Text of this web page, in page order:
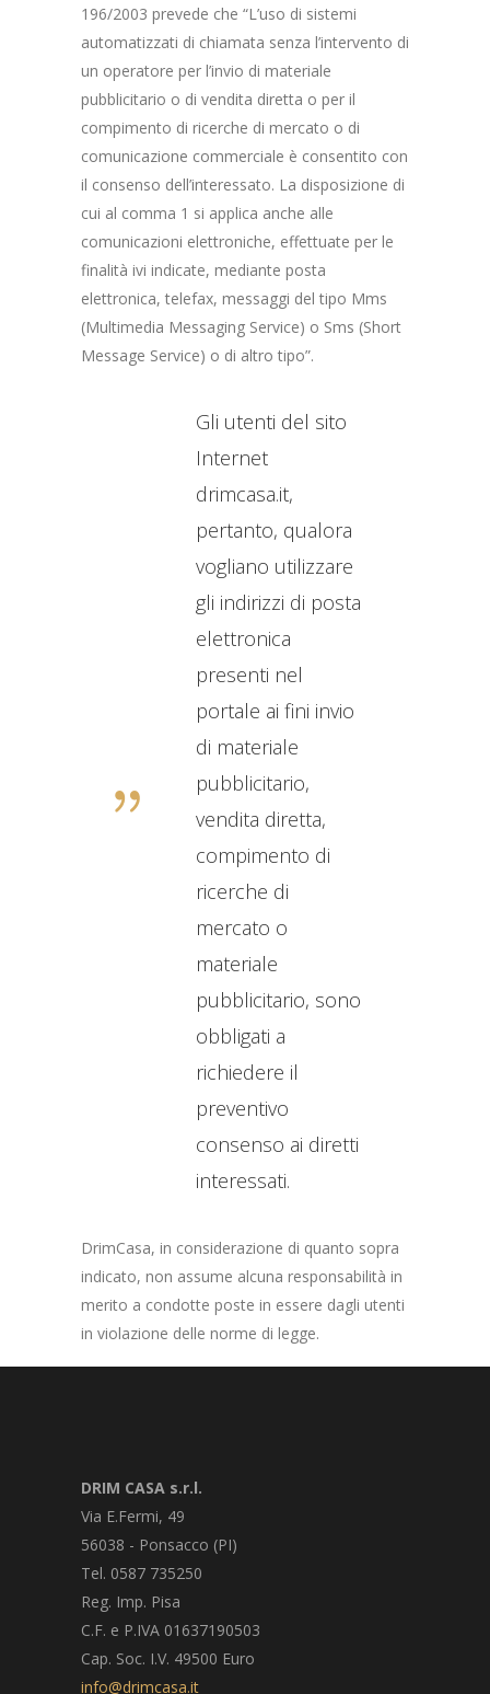
196/2003 prevede che “L’uso di sistemi
automatizzati di chiamata senza l’intervento di
un operatore per l’invio di materiale
pubblicitario o di vendita diretta o per il
compimento di ricerche di mercato o di
comunicazione commerciale è consentito con
il consenso dell’interessato. La disposizione di
cui al comma 1 si applica anche alle
comunicazioni elettroniche, effettuate per le
finalità ivi indicate, mediante posta
elettronica, telefax, messaggi del tipo Mms
(Multimedia Messaging Service) o Sms (Short
Message Service) o di altro tipo”.
Gli utenti del sito
Internet
drimcasa.it,
pertanto, qualora
vogliano utilizzare
gli indirizzi di posta
elettronica
presenti nel
portale ai fini invio
di materiale
pubblicitario,
vendita diretta,
compimento di
ricerche di
mercato o
materiale
pubblicitario, sono
obbligati a
richiedere il
preventivo
consenso ai diretti
interessati.
DrimCasa, in considerazione di quanto sopra
indicato, non assume alcuna responsabilità in
merito a condotte poste in essere dagli utenti
in violazione delle norme di legge.
DRIM CASA s.r.l.
Via E.Fermi, 49
56038 - Ponsacco (PI)
Tel. 0587 735250
Reg. Imp. Pisa
C.F. e P.IVA 01637190503
Cap. Soc. I.V. 49500 Euro
info@drimcasa.it